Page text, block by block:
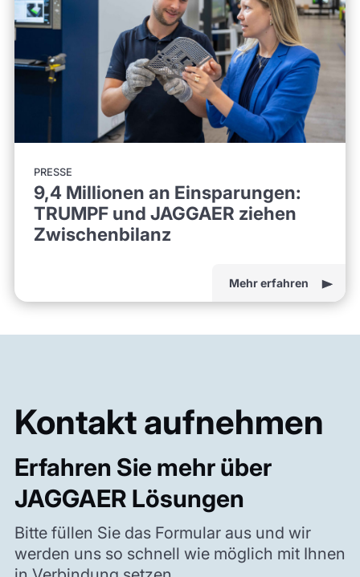
PRESSE
9,4 Millionen an Einsparungen:
TRUMPF und JAGGAER ziehen
Zwischenbilanz
Mehr erfahren
Kontakt aufnehmen
Erfahren Sie mehr über
JAGGAER Lösungen
Bitte füllen Sie das Formular aus und wir
werden uns so schnell wie möglich mit Ihnen